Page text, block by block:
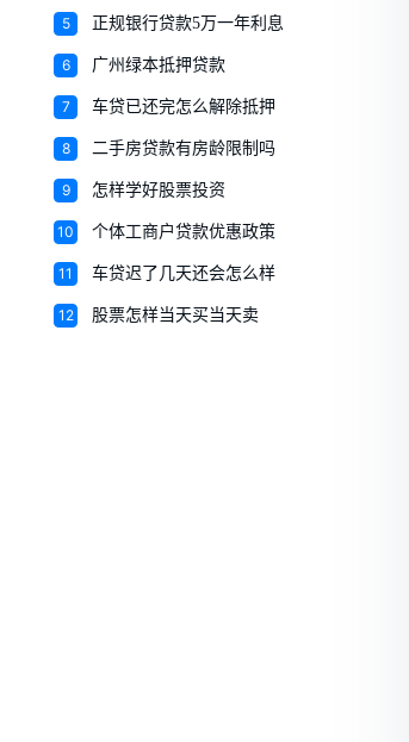
5 正规银行贷款5万一年利息
6 广州绿本抵押贷款
7 车贷已还完怎么解除抵押
8 二手房贷款有房龄限制吗
9 怎样学好股票投资
10 个体工商户贷款优惠政策
11 车贷迟了几天还会怎么样
12 股票怎样当天买当天卖